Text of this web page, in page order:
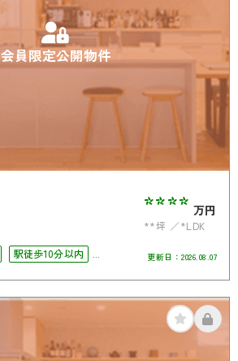
会員限定公開物件
**** 万円
**坪
*LDK
駅徒歩10分以内
更新日： 2026.08.07